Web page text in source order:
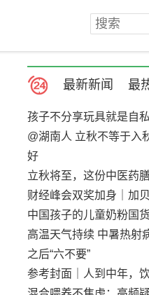
最新新闻 最
孩子不分享玩具就是自
@湖南人 立秋不等于入
好
立秋将至，这份中医药
财经峰会双奖加身｜加
中国孩子的儿童奶粉国货
高温天气持续 中暑热射
之后“六不要”
参考封面｜人到中年，